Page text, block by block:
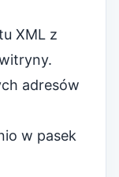
XML z
adresów
w pasek